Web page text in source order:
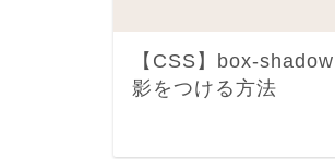
【CSS】box-
影をつける方法